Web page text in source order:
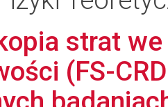
strat
(FS-